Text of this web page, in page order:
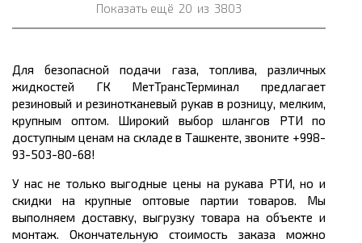
Показать ещё 20 из 3803
Для безопасной подачи газа, топлива, различных
жидкостей ГК МетТрансТерминал предлагает
резиновый и резинотканевый рукав в розницу, мелким,
крупным оптом. Широкий выбор шлангов РТИ по
доступным ценам на складе в Ташкенте, звоните +998-
93-503-80-68!
У нас не только выгодные цены на рукава РТИ, но и
скидки на крупные оптовые партии товаров. Мы
выполняем доставку, выгрузку товара на объекте и
монтаж. Окончательную стоимость заказа можно